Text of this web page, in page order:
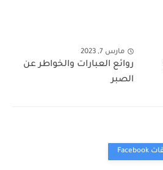
مارس 7, 2023
روائع العبارات والخواطر عن
الصبر